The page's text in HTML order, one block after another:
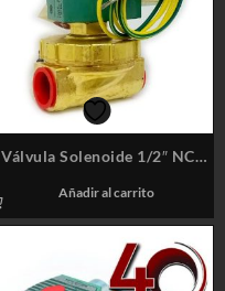
Válvula Solenoide 1/2″ NC
ASCO / 8220G406
Añadir al carrito